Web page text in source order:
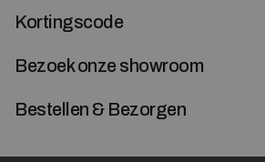
Kortingscode
Bezoek onze showroom
Bestellen & Bezorgen